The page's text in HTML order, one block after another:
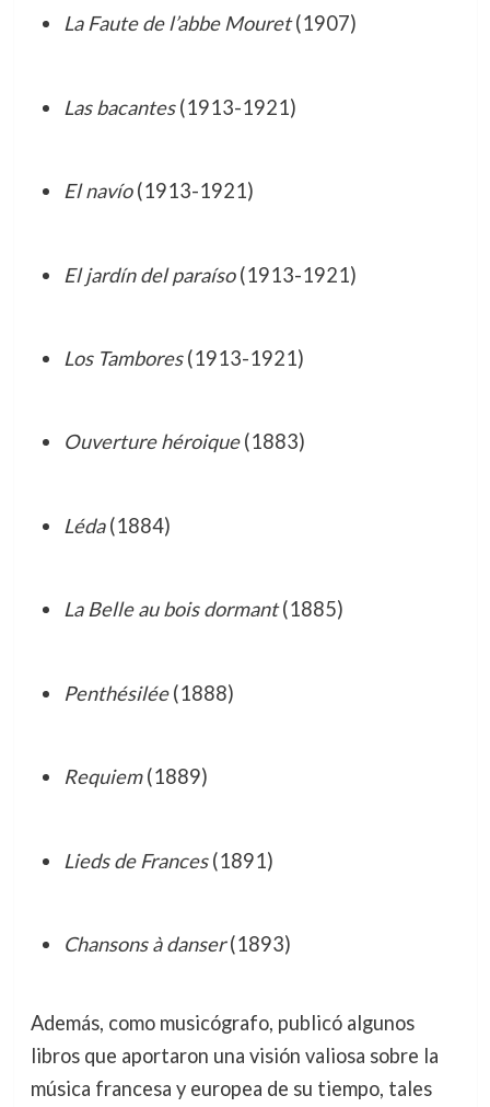
La Faute de l’abbe Mouret(1907)
Las bacantes(1913-1921)
El navío(1913-1921)
El jardín del paraíso(1913-1921)
Los Tambores(1913-1921)
Ouverture héroique(1883)
Léda(1884)
La Belle au bois dormant(1885)
Penthésilée(1888)
Requiem(1889)
Lieds de Frances(1891)
Chansons à danser(1893)
Además, como musicógrafo, publicó algunos
libros que aportaron una visión valiosa sobre la
música francesa y europea de su tiempo, tales